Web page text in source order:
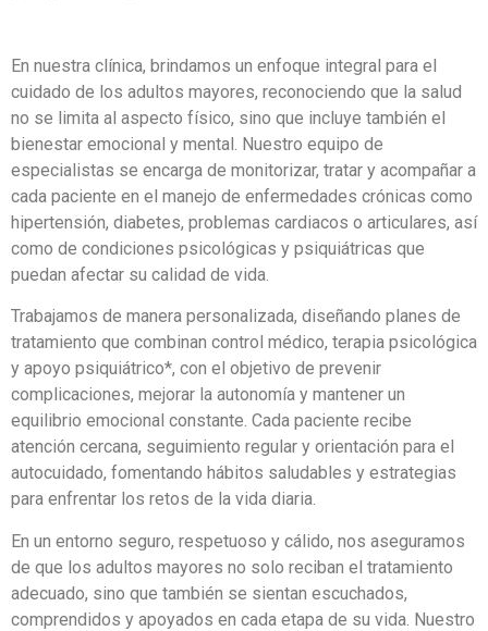
En nuestra clínica, brindamos un enfoque integral para el
cuidado de los adultos mayores, reconociendo que la salud
no se limita al aspecto físico, sino que incluye también el
bienestar emocional y mental. Nuestro equipo de
especialistas se encarga de monitorizar, tratar y acompañar a
cada paciente en el manejo de enfermedades crónicas como
hipertensión, diabetes, problemas cardiacos o articulares, así
como de condiciones psicológicas y psiquiátricas que
puedan afectar su calidad de vida.
Trabajamos de manera personalizada, diseñando planes de
tratamiento que combinan control médico, terapia psicológica
y apoyo psiquiátrico*, con el objetivo de prevenir
complicaciones, mejorar la autonomía y mantener un
equilibrio emocional constante. Cada paciente recibe
atención cercana, seguimiento regular y orientación para el
autocuidado, fomentando hábitos saludables y estrategias
para enfrentar los retos de la vida diaria.
En un entorno seguro, respetuoso y cálido, nos aseguramos
de que los adultos mayores no solo reciban el tratamiento
adecuado, sino que también se sientan escuchados,
comprendidos y apoyados en cada etapa de su vida. Nuestro